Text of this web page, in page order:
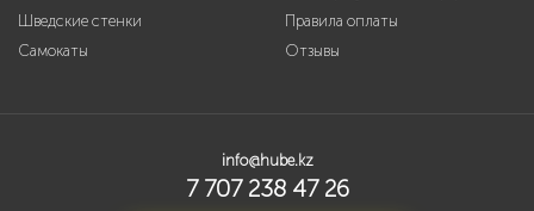
Шведские стенки
Самокаты
Правила оплаты
Отзывы
info@hube.kz
7 707 238 47 26